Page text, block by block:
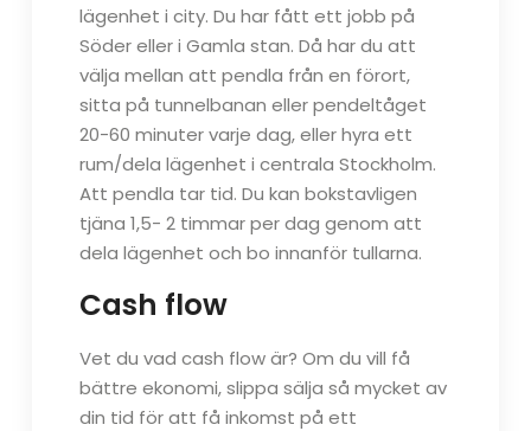
lägenhet i city. Du har fått ett jobb på
Söder eller i Gamla stan. Då har du att
välja mellan att pendla från en förort,
sitta på tunnelbanan eller pendeltåget
20-60 minuter varje dag, eller hyra ett
rum/dela lägenhet i centrala Stockholm.
Att pendla tar tid. Du kan bokstavligen
tjäna 1,5- 2 timmar per dag genom att
dela lägenhet och bo innanför tullarna.
Cash flow
Vet du vad cash flow är? Om du vill få
bättre ekonomi, slippa sälja så mycket av
din tid för att få inkomst på ett